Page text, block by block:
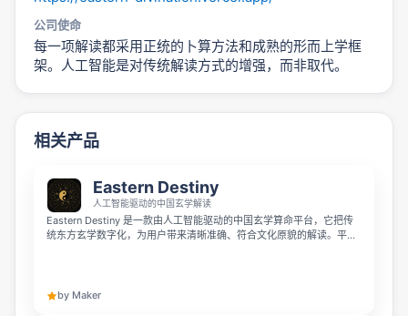
公司使命
每一项解读都采用正统的卜算方法和成熟的形而上学框
架。人工智能是对传统解读方式的增强，而非取代。
相关产品
Eastern Destiny
人工智能驱动的中国玄学解读
Eastern Destiny 是一款由人工智能驱动的中国玄学算命平台，它把传
统东方玄学数字化，为用户带来清晰准确、符合文化原貌的解读。平台
by Maker